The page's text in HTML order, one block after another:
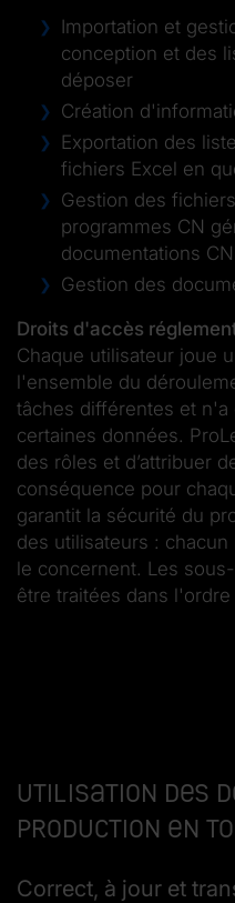
Importation et
conception et des
déposer
Création
Exportation des
fichiers Excel en
Gestion des
programmes CN
documentations CN
Gestion des
Droits d'accès
Chaque utilisateur joue
l'ensemble du
tâches différentes et
certaines données.
des rôles et d’attribuer
conséquence pour
garantit la sécurité du
des utilisateurs :
le concernent. Les
être traitées dans
Utilisation des
production en
Correct, à jour et